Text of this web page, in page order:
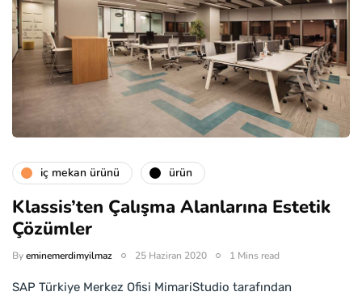
i̇ç mekan ürünü ürün
Klassis’ten Çalışma Alanlarına Estetik
Çözümler
Byeminemerdimyilmaz 25 Haziran 2020 1 Mins read
SAP Türkiye Merkez Ofisi MimariStudio tarafından